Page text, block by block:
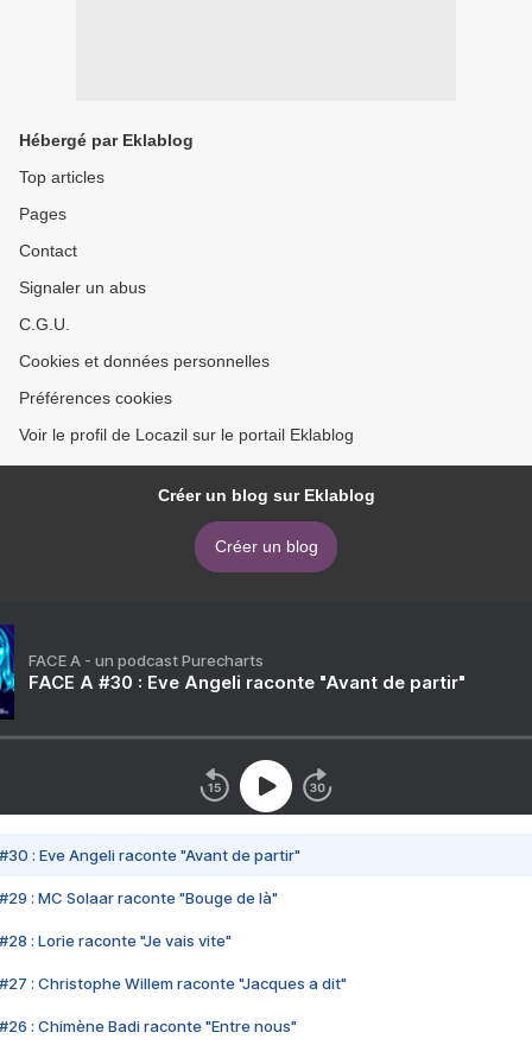
Hébergé par Eklablog
Top articles
Pages
Contact
Signaler un abus
C.G.U.
Cookies et données personnelles
Préférences cookies
Voir le profil de Locazil sur le portail Eklablog
Créer un blog sur Eklablog
Créer un blog
FACE A - un podcast Purecharts
FACE A #30 : Eve Angeli raconte "Avant de partir"
#30 : Eve Angeli raconte "Avant de partir"
#29 : MC Solaar raconte "Bouge de là"
#28 : Lorie raconte "Je vais vite"
#27 : Christophe Willem raconte "Jacques a dit"
#26 : Chimène Badi raconte "Entre nous"